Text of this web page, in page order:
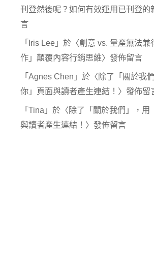
刊登然後呢？如何有效運用已刊登的
言
「 Iris Lee 」於〈創意 vs. 量產無法兼
作」顛覆內容行銷思維〉發佈留言
「 Agnes Chen 」於〈除了「關於我
你」頁面與讀者產生連結！ 〉發佈留
「 Tina 」於〈除了「關於我們」，用
與讀者產生連結！ 〉發佈留言